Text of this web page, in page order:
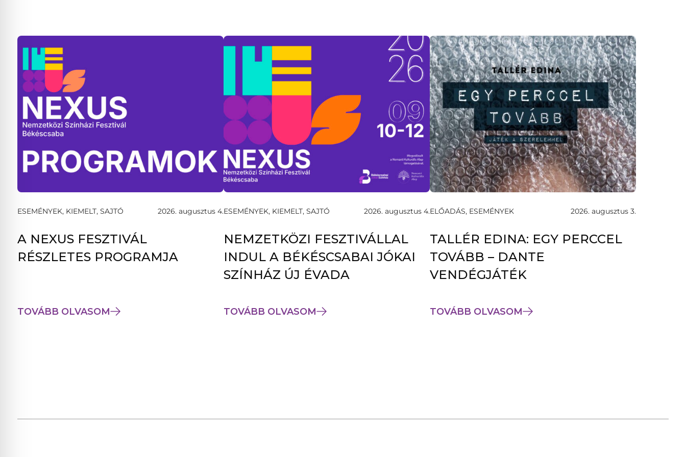
ESEMÉNYEK, KIEMELT, SAJTÓ 2026. augusztus 4.
A NEXUS FESZTIVÁL
RÉSZLETES PROGRAMJA
TOVÁBB OLVASOM
ESEMÉNYEK, KIEMELT, SAJTÓ 2026. augusztus 4.
NEMZETKÖZI FESZTIVÁLLAL
INDUL A BÉKÉSCSABAI JÓKAI
SZÍNHÁZ ÚJ ÉVADA
TOVÁBB OLVASOM
ELŐADÁS, ESEMÉNYEK 2026. augusztus 3.
TALLÉR EDINA: EGY PERCCEL
TOVÁBB – DANTE
VENDÉGJÁTÉK
TOVÁBB OLVASOM